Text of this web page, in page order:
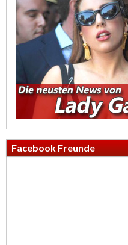
Facebook Freunde